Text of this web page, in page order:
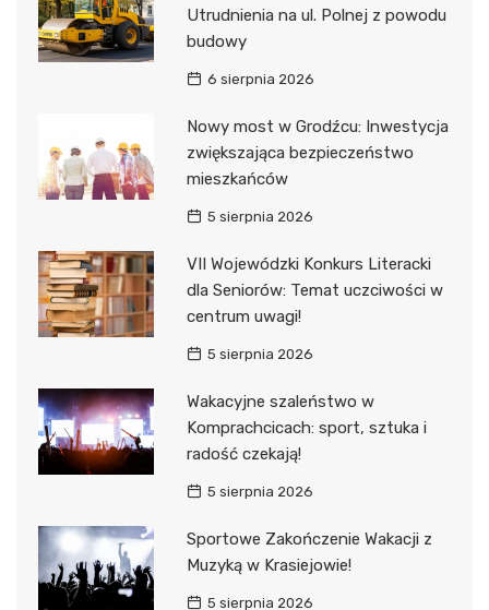
Utrudnienia na ul. Polnej z powodu
budowy
6 sierpnia 2026
Nowy most w Grodźcu: Inwestycja
zwiększająca bezpieczeństwo
mieszkańców
5 sierpnia 2026
VII Wojewódzki Konkurs Literacki
dla Seniorów: Temat uczciwości w
centrum uwagi!
5 sierpnia 2026
Wakacyjne szaleństwo w
Komprachcicach: sport, sztuka i
radość czekają!
5 sierpnia 2026
Sportowe Zakończenie Wakacji z
Muzyką w Krasiejowie!
5 sierpnia 2026